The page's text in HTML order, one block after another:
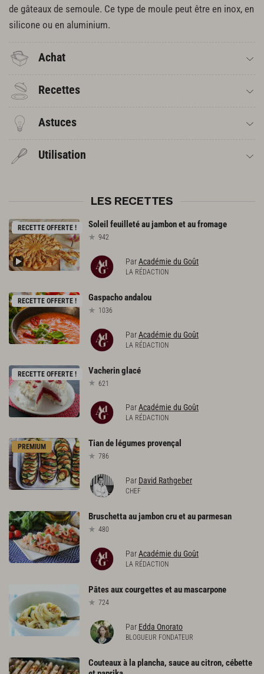
de gâteaux de semoule. Ce type de moule peut être en inox, en
silicone ou en aluminium.
Achat
Recettes
Astuces
Utilisation
LES RECETTES
RECETTE OFFERTE ! Soleil feuilletéaujambonetaufromage
942
ParAcadémie du Goût
LA RÉDACTION
RECETTE OFFERTE ! Gaspachoandalou
1036
ParAcadémie du Goût
LA RÉDACTION
RECETTE OFFERTE ! Vacheringlacé
621
ParAcadémie du Goût
LA RÉDACTION
PREMIUM Tiande légumesprovençal
786
Par David Rathgeber
CHEF
Bruschettaaujamboncruetauparmesan
480
ParAcadémie du Goût
LA RÉDACTION
Pâtesauxcourgettesetaumascarpone
724
Par Edda Onorato
BLOGUEUR FONDATEUR
Couteaux à la plancha, sauce au citron, cébette